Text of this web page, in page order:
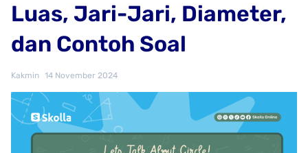
Luas, Jari-Jari, Diameter,
dan Contoh Soal
Kakmin 14 November 2024